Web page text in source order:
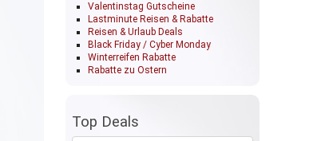
Valentinstag Gutscheine
Lastminute Reisen & Rabatte
Reisen & Urlaub Deals
Black Friday / Cyber Monday
Winterreifen Rabatte
Rabatte zu Ostern
Top Deals